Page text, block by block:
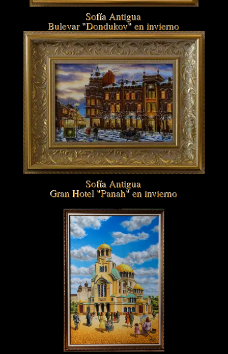
Sofía Antigua
Bulevar "Dondukov" en invierno
Sofía Antigua
Gran Hotel "Panah" en invierno